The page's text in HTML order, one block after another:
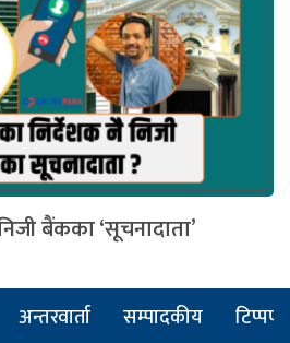
बैंकका ‘सूचनादाता’
अन्तरवार्ता सम्पादकीय टिप्पणी